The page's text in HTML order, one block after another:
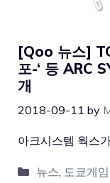
[Qoo 뉴스]
포-‘ 등 ARC
개
2018-09-11 by
아크시스템 웍스
뉴스 도쿄게